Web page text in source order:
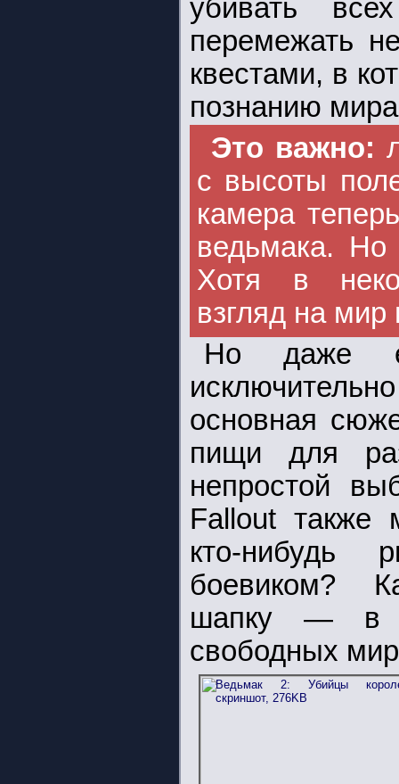
убивать
перемежать
квестами, в
познанию
Это важно:
с высоты
камера
ведьмака.
Хотя в
взгляд на мир
Но даже
основная
пищи для
непростой
Fallout также
кто-нибудь
боевиком?
шапку — в
свободных